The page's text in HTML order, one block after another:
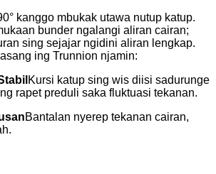
kanggo mbukak utawa nutup katup.
bunder ngalangi aliran cairan;
sing sejajar ngidini aliran lengkap.
ing Trunnion njamin:
Kursi katup sing wis diisi sadurunge
rapet preduli saka fluktuasi tekanan.
Bantalan nyerep tekanan cairan,